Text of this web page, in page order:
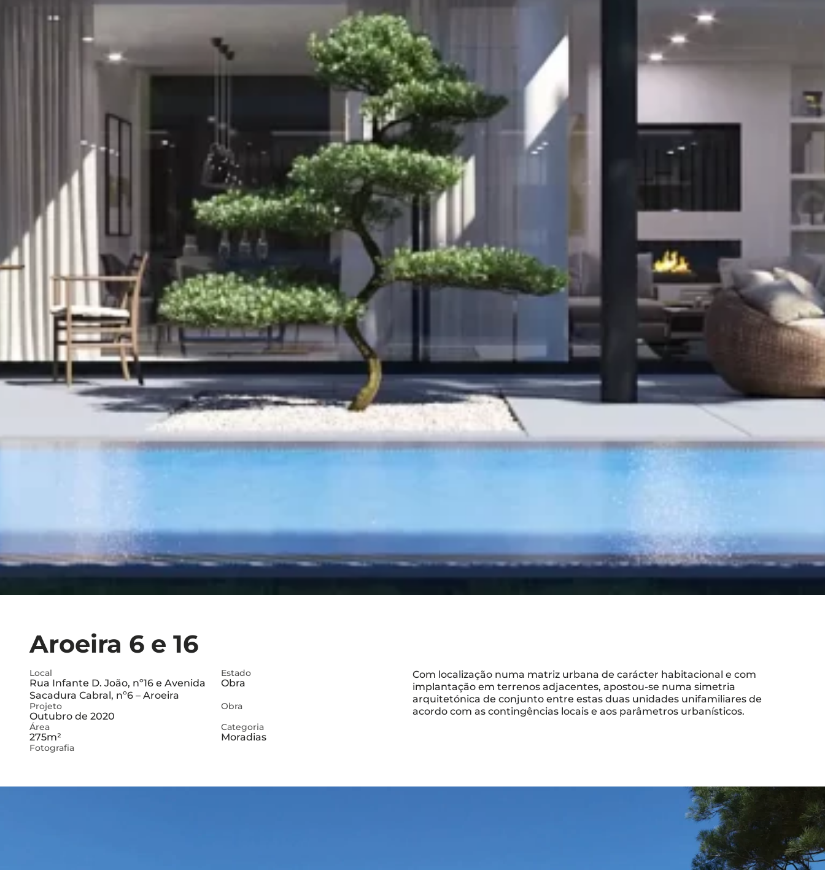
Aroeira 6 e 16
Local
Rua Infante D. João, nº16 e Avenida
Sacadura Cabral, nº6 – Aroeira
Estado
Obra
Projeto
Outubro de 2020
Obra
Área
275m²
Categoria
Moradias
Fotografia
Com localização numa matriz urbana de carácter habitacional e com
implantação em terrenos adjacentes, apostou-se numa simetria
arquitetónica de conjunto entre estas duas unidades unifamiliares de
acordo com as contingências locais e aos parâmetros urbanísticos.